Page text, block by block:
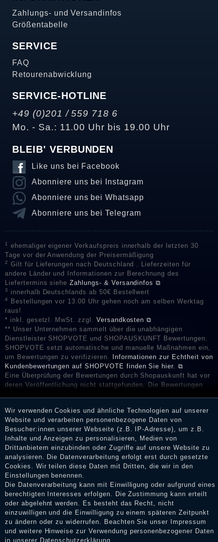
Zahlungs- und Versandinfos
Größentabelle
SERVICE
FAQ
Retourenabwicklung
SERVICE-HOTLINE
+49 (0)201 / 559 718 6
Mo. - Sa.: 11.00 Uhr bis 19.00 Uhr
BLEIB' VERBUNDEN
Like uns bei Facebook
Abonniere uns bei Instagram
Abonniere uns bei Whatsapp
Abonniere uns bei Telegram
1
ehemaliger eigener Verkaufspreis innerhalb der letzten 30
Tage vor der Anwendung der Preisermäßigung
2
Gilt für Lieferungen nach Deutschland . Lieferzeiten für
andere Länder und Informationen zur Berechnung des
Liefertermins sieheZahlungs- & Versandinfos ⧉
3 innerhalb Deutschlands ab 50€ Bestellwert
4
Bestellungen vor 13.00 Uhr gehen noch am selben Werktag
raus!
* inkl. gesetzl. MwSt. zzgl. Versandkosten ⧉
** Unser Unternehmen sammelt über die unabhängigen
Dienstleister SHOPVOTE und SHOPAUSKUNFT Bewertungen.
SHOPVOTE setzt automatische und manuelle Maßnahmen ein,
um Bewertungen zu verifizieren.
Informationen zur Echtheit von
Kundenbewertungen auf SHOPVOTE finden Sie hier. ⧉
Eine Überprüfung der Bewertungen durch Shopauskunft hat vor
deren Veröffentlichung nicht stattgefunden. Die Bewertungen
Erhalt einer Benachrichtigungs-E-Mail können Händler die
Bewertungen verifizieren und über die erfolgte Verifizierung im
Shop informieren.
Impressum
Daten­schutz­erklärung
Wir verwenden Cookies und ähnliche Technologien auf unserer
Website und verarbeiten personenbezogene Daten von
Besucher:innen unserer Webseite (z.B. IP-Adresse), um z.B.
Inhalte und Anzeigen zu personalisieren, Medien von
Drittanbietern einzubinden oder Zugriffe auf unsere Website zu
analysieren. Die Datenverarbeitung erfolgt erst durch gesetzte
Cookies. Wir teilen diese Daten mit Dritten, die wir in den
Einstellungen benennen.
Die Datenverarbeitung kann mit Einwilligung oder aufgrund eines
berechtigten Interesses erfolgen. Die Zustimmung kann erteilt
oder abgelehnt werden. Es besteht das Recht, nicht
einzuwilligen und die Einwilligung zu einem späteren Zeitpunkt
zu ändern oder zu widerrufen. Beachten Sie unser
Impressum
und weitere Hinweise zur Verwendung personenbezogener Daten
in unserer Daten­schutz­erklärung